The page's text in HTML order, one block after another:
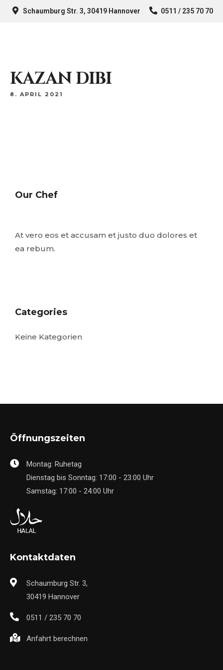
Schaumburg Str. 3, 30419 Hannover 0511 / 235 70 70
KAZAN DIBI
8. APRIL 2021
Our Chef
At vero eos et accusam et justo duo dolores et
ea rebum.
Categories
Keine Kategorien
Öffnungszeiten
Montag: Ruhetag
Dienstag bis Sonntag: 17:00 - 23:00 Uhr
Samstag: 17:00 - 24:00 Uhr
Kontaktdaten
Schaumburg Str. 3,
30419 Hannover
0511 / 235 70 70
Anfahrt berechnen